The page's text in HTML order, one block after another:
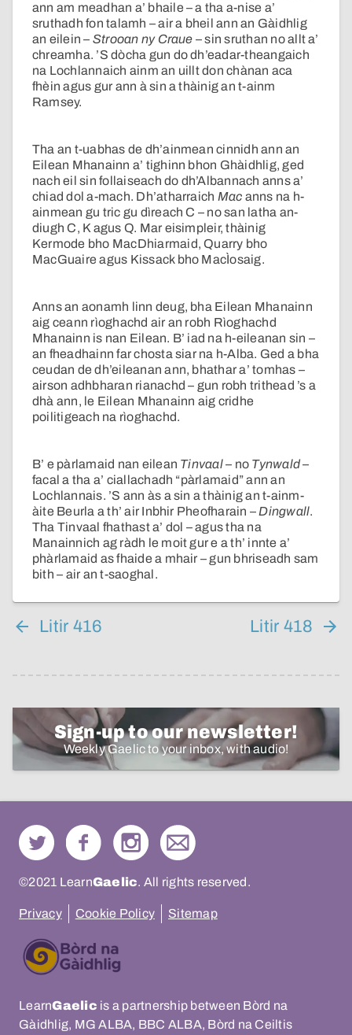
ann am meadhan a’ bhaile – a tha a-nise a’
sruthadh fon talamh – air a bheil ann an Gàidhlig
an eilein – Strooan ny Craue – sin sruthan no allt a’
chreamha. ’S dòcha gun do dh’eadar-theangaich
na Lochlannaich ainm an uillt don chànan aca
fhèin agus gur ann à sin a thàinig an t-ainm
Ramsey.
Tha an t-uabhas de dh’ainmean cinnidh ann an
Eilean Mhanainn a’ tighinn bhon Ghàidhlig, ged
nach eil sin follaiseach do dh’Albannach anns a’
chiad dol a-mach. Dh’atharraich Mac anns na h-
ainmean gu tric gu dìreach C – no san latha an-
diugh C, K agus Q. Mar eisimpleir, thàinig
Kermode bho MacDhiarmaid, Quarry bho
MacGuaire agus Kissack bho MacÌosaig.
Anns an aonamh linn deug, bha Eilean Mhanainn
aig ceann rìoghachd air an robh Rìoghachd
Mhanainn is nan Eilean. B’ iad na h-eileanan sin –
an fheadhainn far chosta siar na h-Alba. Ged a bha
ceudan de dh’eileanan ann, bhathar a’ tomhas –
airson adhbharan rianachd – gun robh trithead ’s a
dhà ann, le Eilean Mhanainn aig cridhe
poilitigeach na rìoghachd.
B’ e pàrlamaid nan eilean Tinvaal– no Tynwald–
facal a tha a’ ciallachadh “pàrlamaid” ann an
Lochlannais. ’S ann às a sin a thàinig an t-ainm-
àite Beurla a th’ air Inbhir Pheofharain –Dingwall.
Tha Tinvaal fhathast a’ dol – agus tha na
Manainnich ag ràdh le moit gur e a th’ innte a’
phàrlamaid as fhaide a mhair – gun bhriseadh sam
bith – air an t-saoghal.
Litir 416 Litir 418
Sign-up to our newsletter!
Weekly Gaelic to your inbox, with audio!
©2021 LearnGaelic. All rights reserved.
Privacy Cookie Policy Sitemap
LearnGaelic is a partnership between Bòrd na
Gàidhlig, MG ALBA, BBC ALBA, Bòrd na Ceiltis